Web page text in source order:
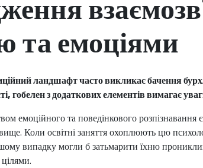
та емоціями
ландшафт часто викликає бачення
гобелен з додаткових елементів вимагає
емоційного та поведінкового
Коли освітні заняття охоплюють цю
випадку могли б затьмарити їхню